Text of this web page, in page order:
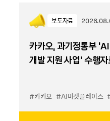
보도자료
카카오, 과기정통부
개발 지원 사업’ 수행
#카카오 #AI마켓플레이스